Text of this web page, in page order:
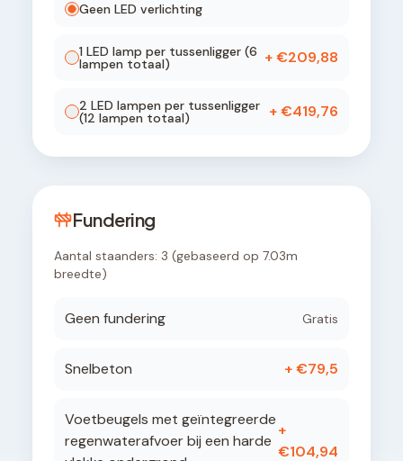
Geen LED verlichting
1 LED lamp per tussenligger (6
lampen totaal) + €209,88
2 LED lampen per tussenligger
(12 lampen totaal) + €419,76
Fundering
Aantal staanders: 3 (gebaseerd op 7.03m
breedte)
Geen fundering Gratis
Snelbeton + €79,5
Voetbeugels met geïntegreerde
regenwaterafvoer bij een harde
+
€104,94